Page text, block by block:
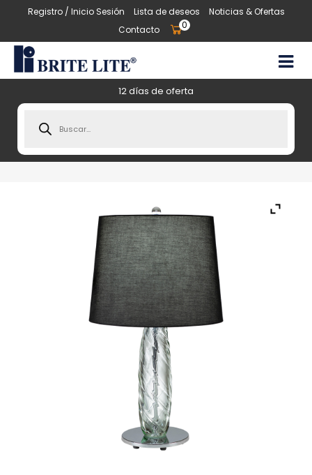
Registro / Inicio Sesión Lista de deseos
Noticias & Ofertas
Contacto
0
12 días de oferta
search